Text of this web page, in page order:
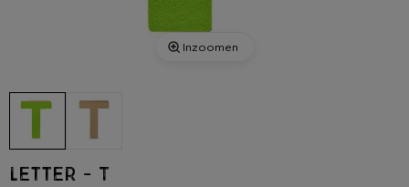
Inzoomen
Letter - T